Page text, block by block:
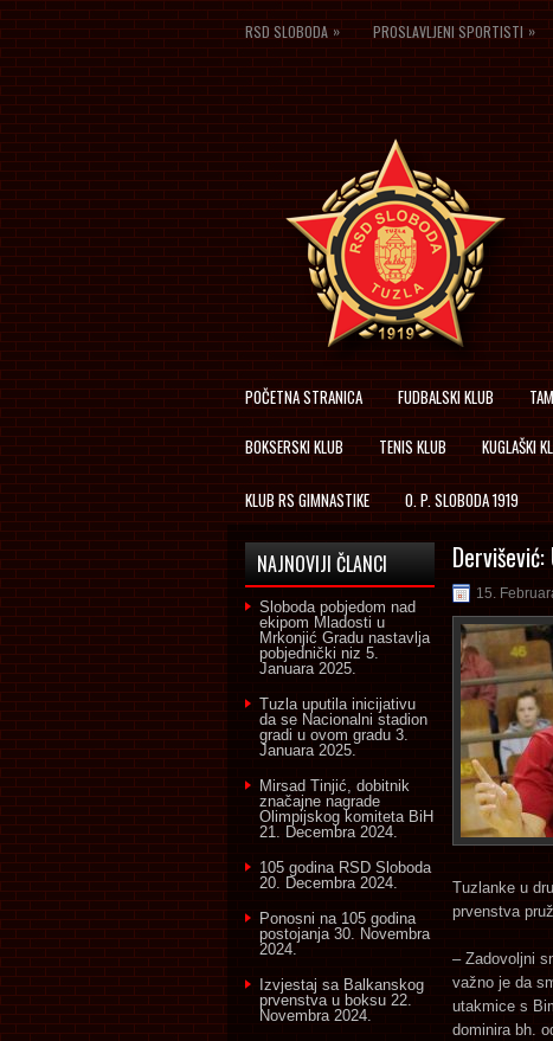
RSD SLOBODA » PROSLAVLJENI SPORTISTI »
POČETNA STRANICA FUDBALSKI KLUB
BOKSERSKI KLUB TENIS KLUB KUGLAŠKI
KLUB RS GIMNASTIKE O. P. SLOBODA 1919
15.
Tuzlanke u
prvenstva
– Zadovoljni
važno je da
utakmice s
dominira bh.
NAJNOVIJI ČLANCI
Sloboda pobjedom nad
ekipom Mladosti u
Mrkonjić Gradu nastavlja
pobjednički niz 5.
Januara 2025.
Tuzla uputila inicijativu
da se Nacionalni stadion
gradi u ovom gradu 3.
Januara 2025.
Mirsad Tinjić, dobitnik
značajne nagrade
Olimpijskog komiteta BiH
21. Decembra 2024.
105 godina RSD Sloboda
20. Decembra 2024.
Ponosni na 105 godina
postojanja 30. Novembra
2024.
Izvjestaj sa Balkanskog
prvenstva u boksu 22.
Novembra 2024.